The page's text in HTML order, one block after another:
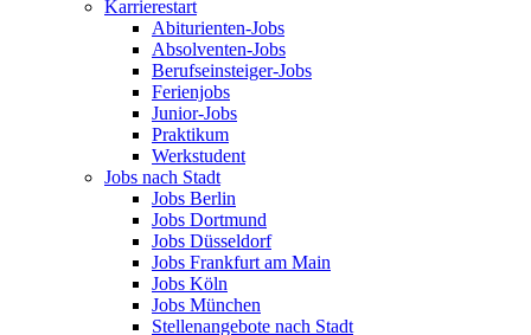
Karrierestart
Abiturienten-Jobs
Absolventen-Jobs
Berufseinsteiger-Jobs
Ferienjobs
Junior-Jobs
Praktikum
Werkstudent
Jobs nach Stadt
Jobs Berlin
Jobs Dortmund
Jobs Düsseldorf
Jobs Frankfurt am Main
Jobs Köln
Jobs München
Stellenangebote nach Stadt